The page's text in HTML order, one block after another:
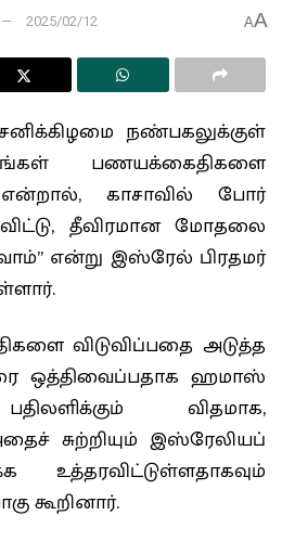
2025/02/12 AA
நண்பகலுக்குள்
பணயக்கைதிகளை
என்றால், காசாவில் போர்
தீவிரமான மோதலை
என்று இஸ்ரேல் பிரதமர்
விடுவிப்பதை அடுத்த
ஒத்திவைப்பதாக ஹமாஸ்
விதமாக,
சுற்றியும் இஸ்ரேலியப்
கூறினார்.